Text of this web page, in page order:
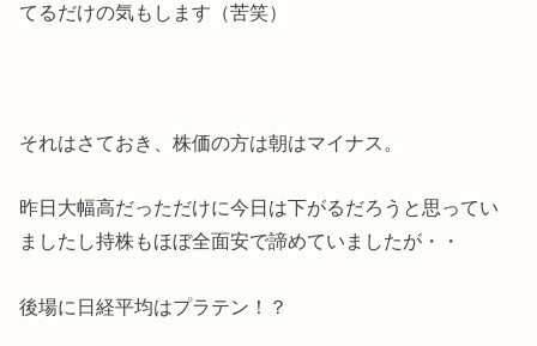
てるだけの気もします（苦笑）
それはさておき、株価の方は朝はマイナス。
昨日大幅高だっただけに今日は下がるだろうと思ってい
ましたし持株もほぼ全面安で諦めていましたが・・
後場に日経平均はプラテン！？